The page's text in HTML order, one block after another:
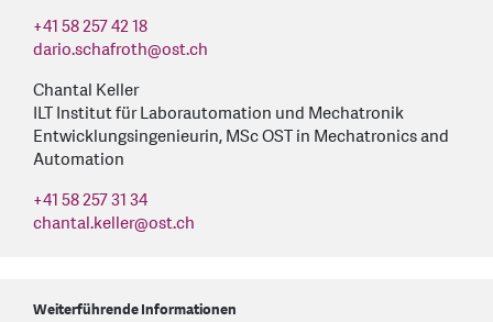
+41 58 257 42 18
dario.schafroth@ost.ch
Chantal Keller
ILT Institut für Laborautomation und Mechatronik
Entwicklungsingenieurin, MSc OST in Mechatronics and
Automation
+41 58 257 31 34
chantal.keller@ost.ch
Weiterführende Informationen